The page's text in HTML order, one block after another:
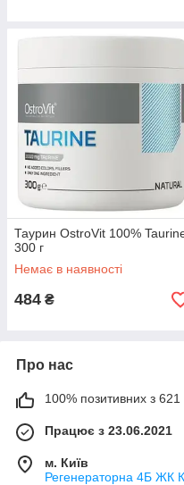
Таурин OstroVit 100%
300 г
Немає в наявності
484 ₴
Про нас
100% позитивних з 621
Працює з 23.06.2021
м. Київ
Регенераторна 4Б ЖК